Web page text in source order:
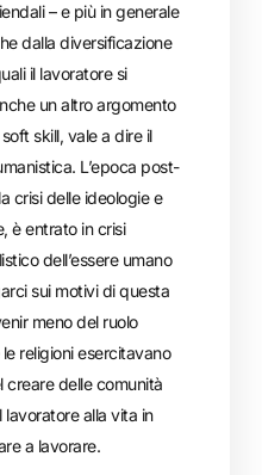
– e più in generale
dalla diversificazione
il lavoratore si
un altro argomento
skill, vale a dire il
L’epoca post-
crisi delle ideologie e
è entrato in crisi
dell’essere umano
sui motivi di questa
meno del ruolo
religioni esercitavano
creare delle comunità
alla vita in
a lavorare.